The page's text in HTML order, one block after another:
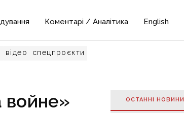
Коментарі / Аналітика English
відео спецпроєкти
ОСТАННІ НОВИНИ